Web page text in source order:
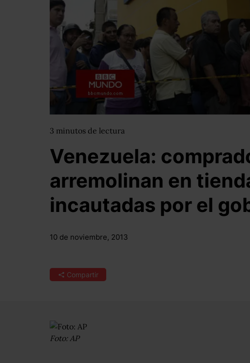
3 minutos de lectura
Venezuela:
arremolinan en
incautadas por el
10 de noviembre, 2013
Compartir
Foto: AP